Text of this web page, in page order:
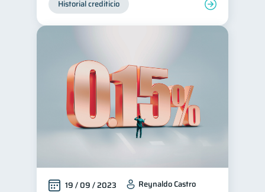
Historial crediticio
19 / 09 / 2023 Reynaldo Castro